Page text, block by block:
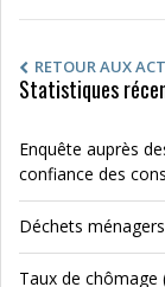
RETOUR AUX
Statistiques
Enquête auprès
confiance des
Déchets
Taux de chômage